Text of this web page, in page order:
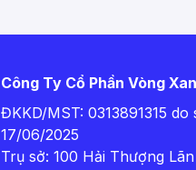
Công Ty Cổ Phần Vòng
ĐKKD/MST: 0313891315
17/06/2025
Trụ sở: 100 Hải Thượng